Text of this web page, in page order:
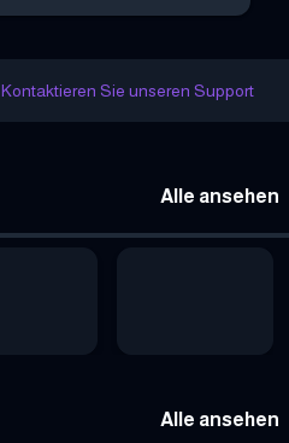
Kontaktieren Sie unseren Support
Alle ansehen
Alle ansehen